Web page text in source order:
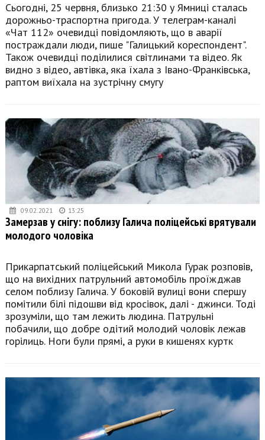
Сьогодні, 25 червня, близько 21:30 у Ямниці сталась
дорожньо-траспортна пригода. У телеграм-каналі
«Чат 112» очевидці повідомляють, що в аварії
постраждали люди, пише "Галицький кореспондент".
Також очевидці поділилися світлинами та відео. Як
видно з відео, автівка, яка їхала з Івано-Франківська,
раптом виїхала на зустрічну смугу
09.02.2021 13:25
Замерзав у снігу: поблизу Галича поліцейські врятували
молодого чоловіка
Прикарпатський поліцейський Микола Гурак розповів,
що на вихідних патрульний автомобіль проїжджав
селом поблизу Галича. У боковій вулиці вони спершу
помітили білі підошви від кросівок, далі - джинси. Тоді
зрозуміли, що там лежить людина. Патрульні
побачили, що добре одітий молодий чоловік лежав
горілиць. Ноги були прямі, а руки в кишенях куртк